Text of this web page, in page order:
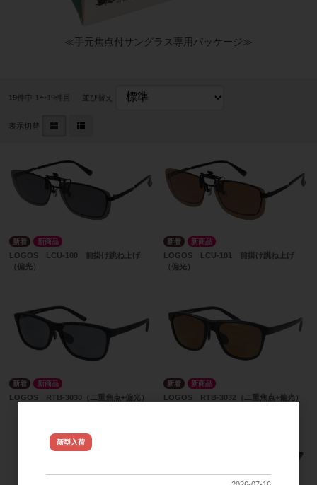
≪手元焦点付サングラス専用パッケージ≫
19件中 1〜19件目 並び替え
表示切替
新商品
LOGOS LCU-100 前掛け跳ね上げ
（偏光）
新商品
LOGOS LCU-101 前掛け跳ね上げ
（偏光）
新商品
LOGOS RTB-3030（二重焦点+偏光）
新商品
LOGOS RTB-3032（二重焦点+偏光）
新型入荷